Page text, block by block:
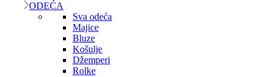
ODEĆA
Sva odeća
Majice
Bluze
Košulje
Džemperi
Rolke